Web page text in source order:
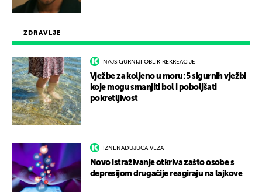
ZDRAVLJE
NAJSIGURNIJI OBLIK REKREACIJE
Vježbe za koljeno u moru: 5 sigurnih vježbi
koje mogu smanjiti bol i poboljšati
pokretljivost
IZNENAĐUJUĆA VEZA
Novo istraživanje otkriva zašto osobe s
depresijom drugačije reagiraju na lajkove